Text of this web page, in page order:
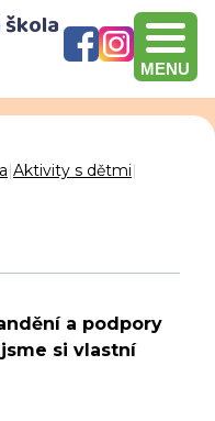
MENU
|Aktivity s dětmi|
a podpory
si vlastní